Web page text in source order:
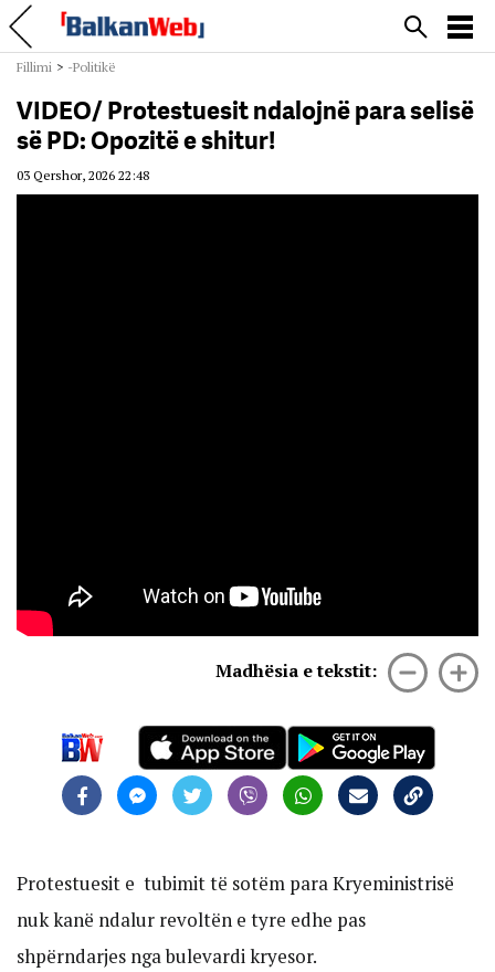
Fillimi > -Politikë
VIDEO/ Protestuesit ndalojnë para selisë
së PD: Opozitë e shitur!
03 Qershor, 2026 22:48
Madhësia e tekstit:
Protestuesit e tubimit të sotëm para Kryeministrisë
nuk kanë ndalur revoltën e tyre edhe pas
shpërndarjes nga bulevardi kryesor.